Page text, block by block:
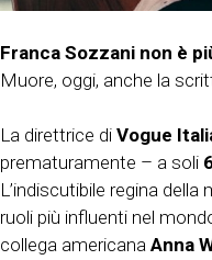
Franca Sozzani non è
Muore, oggi, anche la
La direttrice di Vogue
prematuramente – a soli
L’indiscutibile regina
ruoli più influenti nel
collega americana Anna